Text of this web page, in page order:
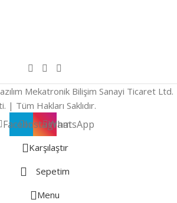
Mekatronik Bilişim Sanayi Ticaret Ltd.
| Tüm Hakları Saklıdır.
FacebookInstagramWhatsApp
Karşılaştır
Sepetim
Menu